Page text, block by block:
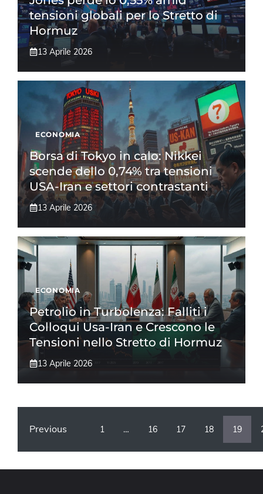
tensioni globali per lo Stretto di
Hormuz
13 Aprile 2026
ECONOMIA
Borsa di Tokyo in calo: Nikkei
scende dello 0,74% tra tensioni
USA-Iran e settori contrastanti
13 Aprile 2026
ECONOMIA
Petrolio in Turbolenza: Falliti i
Colloqui Usa-Iran e Crescono le
Tensioni nello Stretto di Hormuz
13 Aprile 2026
Previous 1 … 16 17 18 19